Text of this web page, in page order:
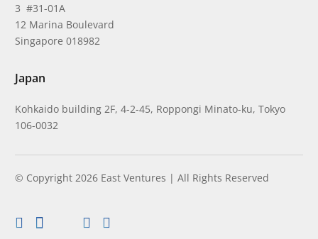
3 #31-01A
12 Marina Boulevard
Singapore 018982
Japan
Kohkaido building 2F, 4-2-45, Roppongi Minato-ku, Tokyo
106-0032
© Copyright 2026 East Ventures | All Rights Reserved